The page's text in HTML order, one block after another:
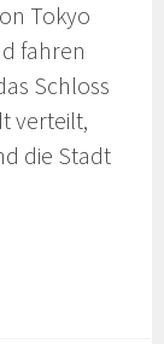
Tokyo
fahren
Schloss
verteilt,
die Stadt